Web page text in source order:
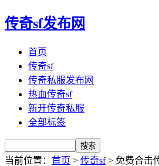
传奇sf发布网
首页
传奇sf
传奇私服发布网
热血传奇sf
新开传奇私服
全部标签
当前位置： 首页 > 传奇sf> 免费合击